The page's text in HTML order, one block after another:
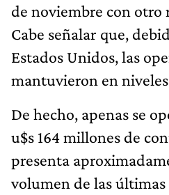
de noviembre con otro
Cabe señalar que,
Estados Unidos, las
mantuvieron en
De hecho, apenas se
u$s 164 millones de
presenta
volumen de las